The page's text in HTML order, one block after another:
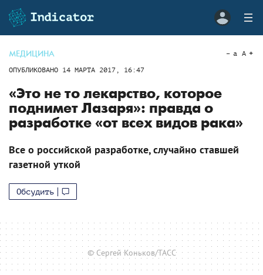
МЕДИЦИНА
ОПУБЛИКОВАНО 14 МАРТА 2017, 16:47
a A
«Это не то лекарство, которое
поднимет Лазаря»: правда о
разработке «от всех видов рака»
Все о российской разработке, случайно ставшей
газетной уткой
Обсудить
© Сергей Коньков/ТАСС